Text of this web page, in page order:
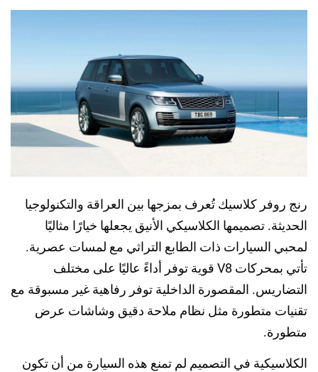
رنج روفر كلاسيك تُعرف بمزجها بين العراقة والتكنولوجيا
الحديثة. تصميمها الكلاسيكي الأنيق يجعلها خيارًا مثاليًا
لمحبي السيارات ذات الطابع التراثي مع لمسات عصرية.
تأتي بمحركات V8 قوية توفر أداءً عاليًا على مختلف
التضاريس. المقصورة الداخلية توفر رفاهية غير مسبوقة مع
تقنيات متطورة مثل نظام ملاحة دقيق وشاشات عرض
متطورة.
الكلاسيكية في التصميم لم تمنع هذه السيارة من أن تكون